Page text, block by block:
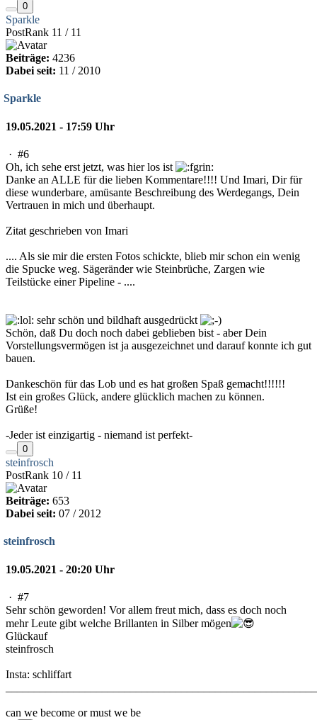
0
Sparkle
PostRank 11 / 11
Beiträge: 4236
Dabei seit: 11 / 2010
Sparkle
19.05.2021 - 17:59 Uhr
· #6
Oh, ich sehe erst jetzt, was hier los ist
Danke an ALLE für die lieben Kommentare!!!! Und Imari, Dir für
diese wunderbare, amüsante Beschreibung des Werdegangs, Dein
Vertrauen in mich und überhaupt.
Zitat geschrieben von Imari
.... Als sie mir die ersten Fotos schickte, blieb mir schon ein wenig
die Spucke weg. Sägeränder wie Steinbrüche, Zargen wie
Teilstücke einer Pipeline - ....
sehr schön und bildhaft ausgedrückt
Schön, daß Du doch noch dabei geblieben bist - aber Dein
Vorstellungsvermögen ist ja ausgezeichnet und darauf konnte ich gut
bauen.
Dankeschön für das Lob und es hat großen Spaß gemacht!!!!!!
Ist ein großes Glück, andere glücklich machen zu können.
Grüße!
-Jeder ist einzigartig - niemand ist perfekt-
0
steinfrosch
PostRank 10 / 11
Beiträge: 653
Dabei seit: 07 / 2012
steinfrosch
19.05.2021 - 20:20 Uhr
· #7
Sehr schön geworden! Vor allem freut mich, dass es doch noch
mehr Leute gibt welche Brillanten in Silber mögen
Glückauf
steinfrosch
Insta: schliffart
can we become or must we be